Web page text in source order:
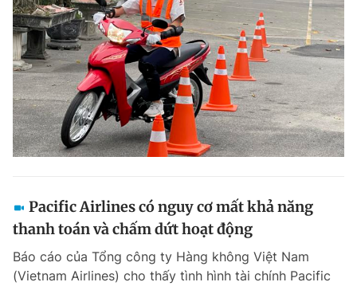
Pacific Airlines có nguy cơ mất khả năng
thanh toán và chấm dứt hoạt động
Báo cáo của Tổng công ty Hàng không Việt Nam
(Vietnam Airlines) cho thấy tình hình tài chính Pacific